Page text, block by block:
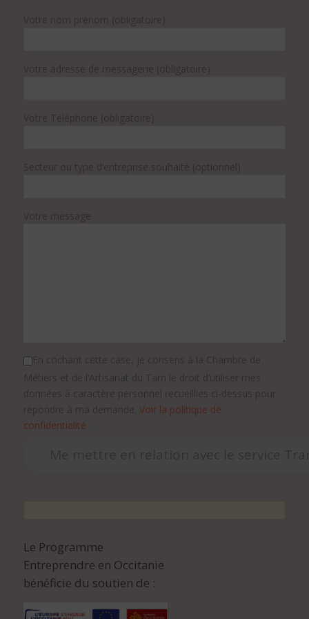
En cochant cette case, je consens à la Chambre de
Voir la politique de
confidentialité
Le Programme
Entreprendre en Occitanie
bénéficie du soutien de :